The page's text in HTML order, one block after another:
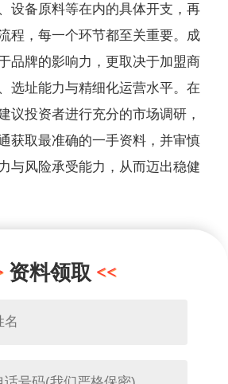
设备原料等在内的具体开支，再
程，每一个环节都至关重要。成
品牌的影响力，更取决于加盟商
选址能力与精细化运营水平。在
议投资者进行充分的市场调研，
获取最准确的一手资料，并审慎
与风险承受能力，从而迈出稳健
资料领取